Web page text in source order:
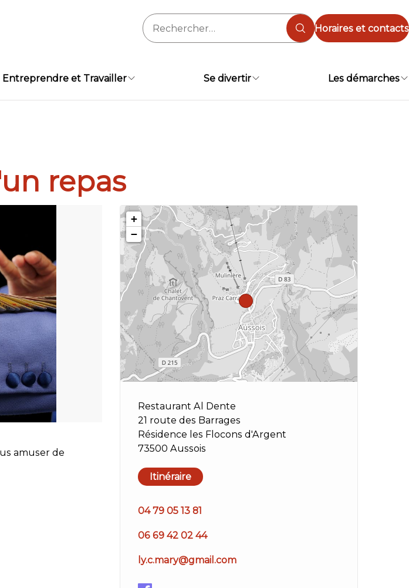
Rechercher :
Horaires et contacts
Entreprendre et Travailler Se divertir Les démarches
repas
amuser de
+
−
Restaurant Al Dente
21 route des Barrages
Résidence les Flocons d'Argent
73500 Aussois
Itinéraire
04 79 05 13 81
06 69 42 02 44
ly.c.mary@gmail.com